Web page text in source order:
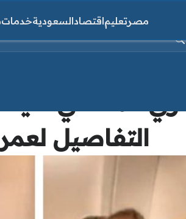
مصرتعليماقتصادالسعوديةخدمات
التفاصيل